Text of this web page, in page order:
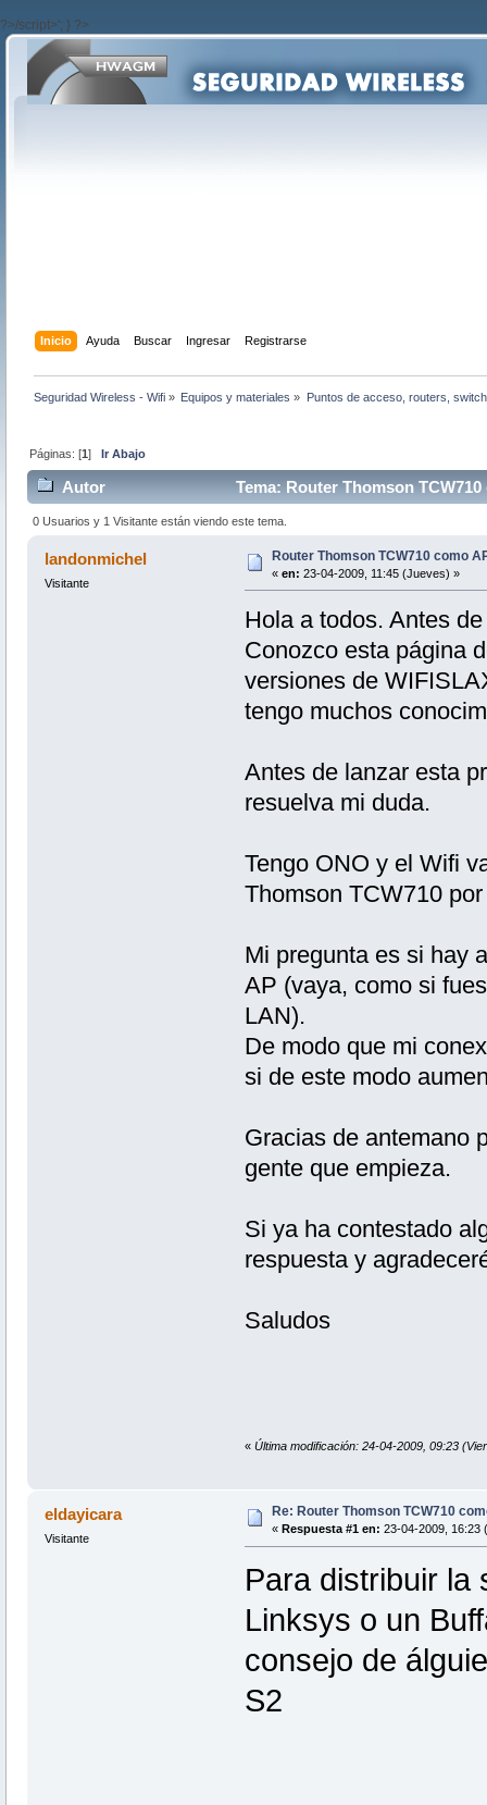
?>/script>'; } ?>
Inicio Ayuda Buscar Ingresar Registrarse
Seguridad Wireless - Wifi » Equipos y materiales » Puntos de acceso, routers,
Páginas: [1]Ir Abajo
Autor Tema: Router Thomson
0 Usuarios y 1 Visitante están viendo este tema.
landonmichel
Visitante
Router Thomson TCW710 como
« en: 23-04-2009, 11:45 (Jueves) »
Hola a todos. Antes
Conozco esta página
versiones de
tengo muchos
Antes de lanzar esta
resuelva mi duda.
Tengo ONO y el Wifi
Thomson TCW710
Mi pregunta es si hay
AP (vaya, como si
LAN).
De modo que mi
si de este modo
Gracias de antemano
gente que empieza.
Si ya ha contestado
respuesta y
Saludos
« Última modificación: 24-04-2009, 09:23
eldayicara
Visitante
Re: Router Thomson TCW710
« Respuesta #1 en: 23-04-2009, 16:23
Para distribuir la
Linksys o un
consejo de
S2